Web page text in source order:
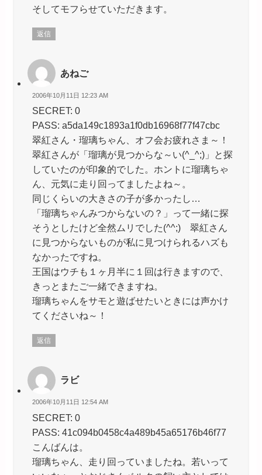
そしてモフらせていただきます。
返信
あねご
2006年10月11日 12:23 AM
SECRET: 0
PASS: a5da149c1893a1f0db16968f77f47cbc
翠紅さん・瑠璃ちゃん、オフ会お疲れさま～！
翠紅さんが「瑠璃が見つからな～い(^_^;)」と探
していたのが印象的でした。ホントに瑠璃ちゃ
ん、元気に走り回ってましたよね～。
同じくらいの大きさの子が多かったし…
「瑠璃ちゃんみつからないの？」って一緒に探
そうとしたけど全然ムリでした(^^;) 翠紅さん
に見つからないものが私に見つけられるハズも
なかったですね。
王国はウチも１ヶ月半に１回は行きますので、
きっとまたご一緒できますね。
瑠璃ちゃんをサモと遊ばせたいときには声かけ
てくださいね～！
返信
ラビ
2006年10月11日 12:54 AM
SECRET: 0
PASS: 41c094b0458c4a489b45a65176b46f77
こんばんは。
瑠璃ちゃん、走り回っていましたね。若いって